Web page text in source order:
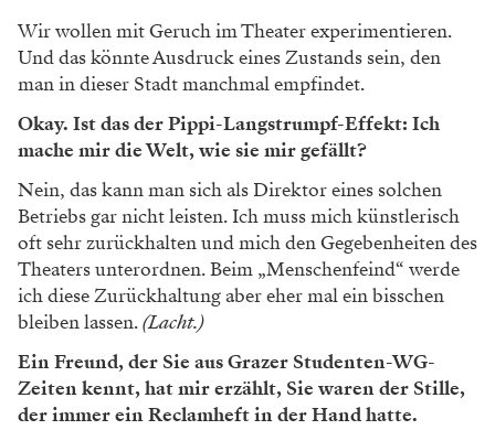
Wir wollen mit Geruch im Theater experimentieren.
Und das könnte Ausdruck eines Zustands sein, den
man in dieser Stadt manchmal empfindet.
Okay. Ist das der Pippi-Langstrumpf-Effekt: Ich
mache mir die Welt, wie sie mir gefällt?
Nein, das kann man sich als Direktor eines solchen
Betriebs gar nicht leisten. Ich muss mich künstlerisch
oft sehr zurückhalten und mich den Gegebenheiten des
Theaters unterordnen. Beim „Menschenfeind“ werde
ich diese Zurückhaltung aber eher mal ein bisschen
bleiben lassen.(Lacht.)
Ein Freund, der Sie aus Grazer Studenten-WG-
Zeiten kennt, hat mir erzählt, Sie waren der Stille,
der immer ein Reclamheft in der Hand hatte.